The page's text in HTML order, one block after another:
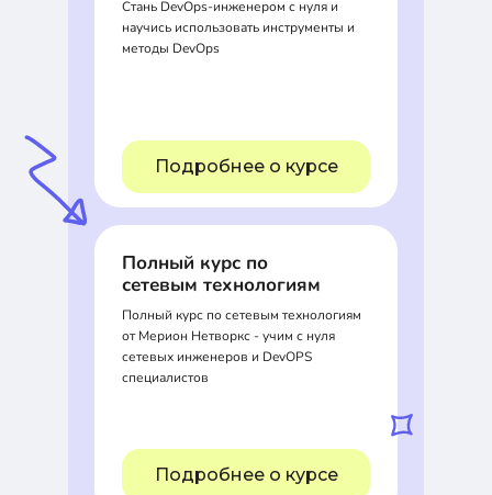
Стань DevOps-инженером с нуля и
научись использовать инструменты и
методы DevOps
Подробнее о курсе
Полный курс по
сетевым технологиям
Полный курс по сетевым технологиям
от Мерион Нетворкс - учим с нуля
сетевых инженеров и DevOPS
специалистов
Подробнее о курсе